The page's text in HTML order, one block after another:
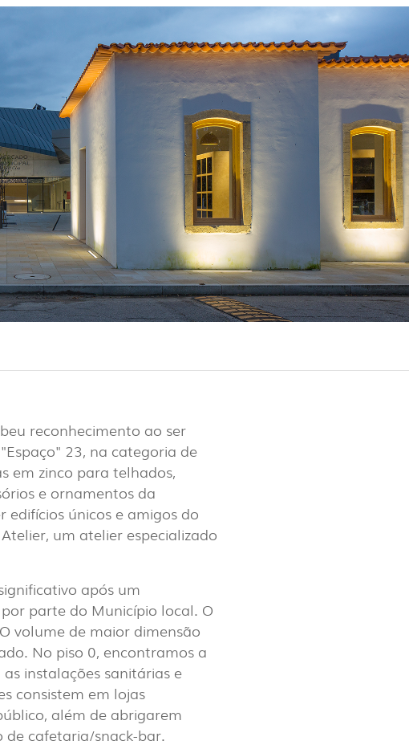
EXPORLUX @ ILUMINAÇÃO DO EDIFÍCIO
Q31 – QUINTA DA FONTE
PAVILHÃO DE PORTUGAL
TOWER @ DESIGN EM SÃO BENTO
reconhecimento ao ser
23, na categoria de
em zinco para telhados,
e ornamentos da
edifícios únicos e amigos do
um atelier especializado
após um
parte do Município local. O
volume de maior dimensão
No piso 0, encontramos a
instalações sanitárias e
consistem em lojas
além de abrigarem
de cafetaria/snack-bar.